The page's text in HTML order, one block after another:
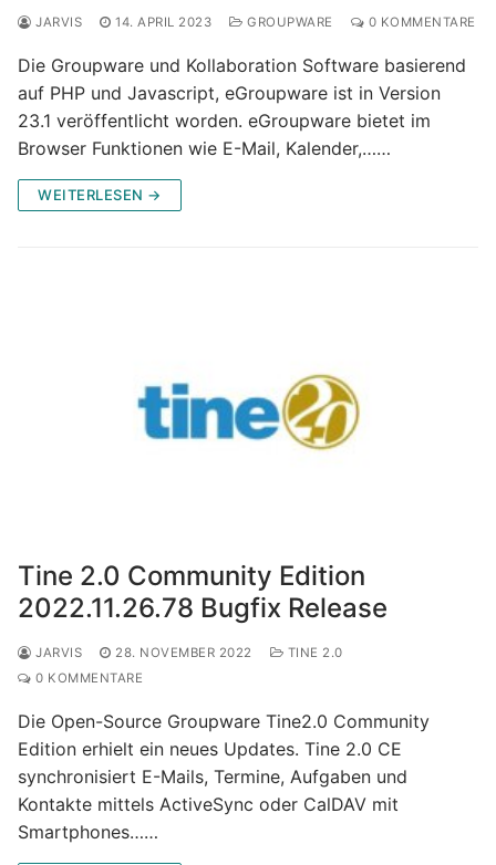
JARVIS 14. APRIL 2023 GROUPWARE 0 KOMMENTARE
Die Groupware und Kollaboration Software basierend
auf PHP und Javascript, eGroupware ist in Version
23.1 veröffentlicht worden. eGroupware bietet im
Browser Funktionen wie E-Mail, Kalender,……
WEITERLESEN →
Tine 2.0 Community Edition
2022.11.26.78 Bugfix Release
JARVIS 28. NOVEMBER 2022
TINE 2.0
0 KOMMENTARE
Die Open-Source Groupware Tine2.0 Community
Edition erhielt ein neues Updates. Tine 2.0 CE
synchronisiert E-Mails, Termine, Aufgaben und
Kontakte mittels ActiveSync oder CalDAV mit
Smartphones……